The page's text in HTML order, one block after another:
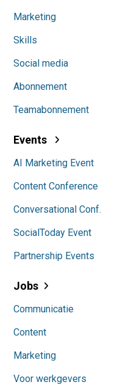
Marketing
Skills
Social media
Abonnement
Teamabonnement
Events
AI Marketing Event
Content Conference
Conversational Conf.
SocialToday Event
Partnership Events
Jobs
Communicatie
Content
Marketing
Voor werkgevers